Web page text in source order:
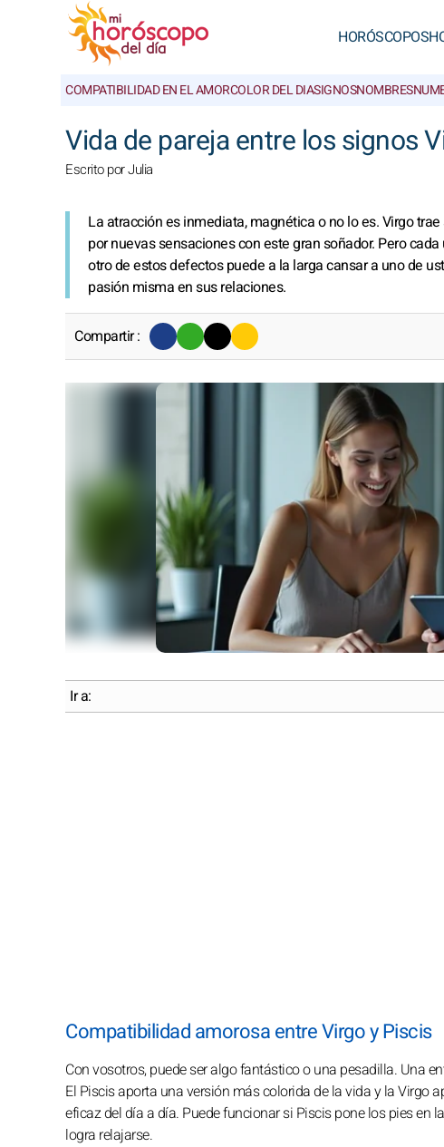
HORÓSCOPOS
COMPATIBILIDAD EN EL AMORCOLOR DEL DIASIGNOSNOMBRES
Vida de pareja entre los signos
Escrito por Julia
La atracción es inmediata, magnética o no lo es. Virgo
por nuevas sensaciones con este gran soñador. Pero
otro de estos defectos puede a la larga cansar a uno de
pasión misma en sus relaciones.
Compartir :
Ir a:
Compatibilidad amorosa entre Virgo y Piscis
Con vosotros, puede ser algo fantástico o una pesadilla. Una
El Piscis aporta una versión más colorida de la vida y la Virgo
eficaz del día a día. Puede funcionar si Piscis pone los pies en
logra relajarse.